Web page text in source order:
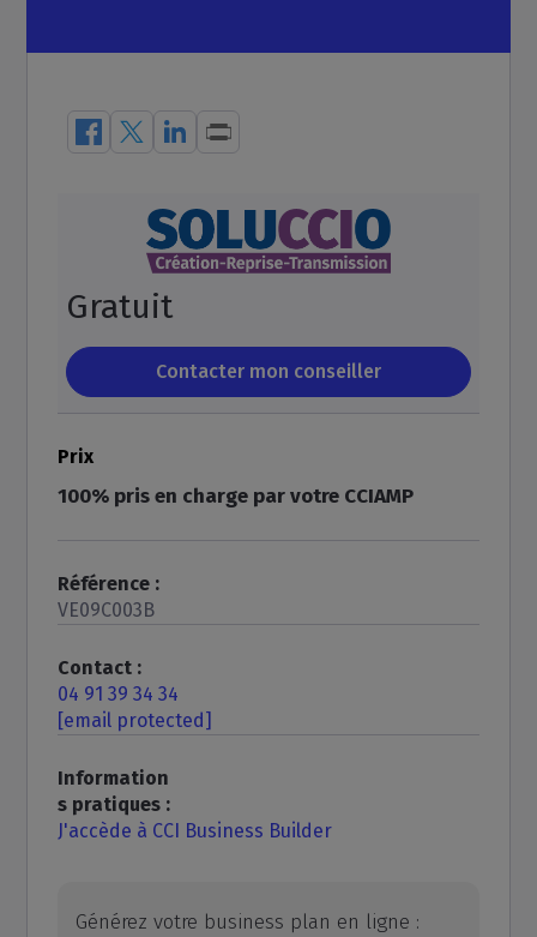
Générez votre business plan en ligne :
Gratuit
Prix
100% pris en charge par votre CCIAMP
Référence :
VE09C003B
Contact :
04 91 39 34 34
[email protected]
Information
s pratiques :
J'accède à CCI Business Builder